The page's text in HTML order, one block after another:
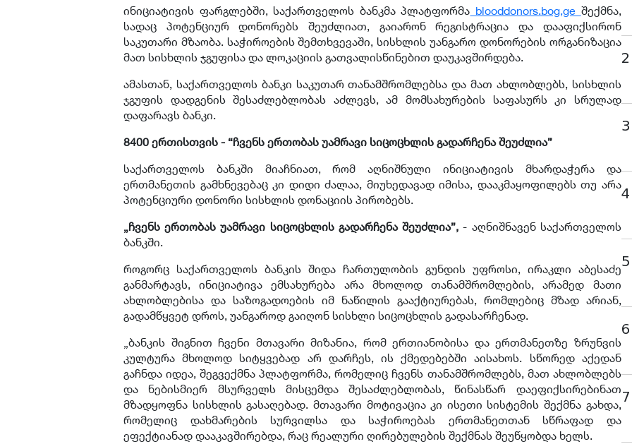
ინიციატივის ფარგლებში, საქართველოს ბანკმა პლატფორმა blooddonors.bog.ge შექმნა,
სადაც პოტენციურ დონორებს შეუძლიათ, გაიარონ რეგისტრაცია და დააფიქსირონ
საკუთარი მზაობა. საჭიროების შემთხვევაში, სისხლის უანგარო დონორების ორგანიზაცია
მათ სისხლის ჯგუფისა და ლოკაციის გათვალისწინებით დაუკავშირდება.
ამასთან, საქართველოს ბანკი საკუთარ თანამშრომლებსა და მათ ახლობლებს, სისხლის
ჯგუფის დადგენის შესაძლებლობას აძლევს, ამ მომსახურების საფასურს კი სრულად
დაფარავს ბანკი.
8400 ერთისთვის - “ჩვენს ერთობას უამრავი სიცოცხლის გადარჩენა შეუძლია”
საქართველოს ბანკში მიაჩნიათ, რომ აღნიშნული ინიციატივის მხარდაჭერა და
ერთმანეთის გამხნევებაც კი დიდი ძალაა, მიუხედავად იმისა, დააკმაყოფილებს თუ არა
პოტენციური დონორი სისხლის დონაციის პირობებს.
„ჩვენს ერთობას უამრავი სიცოცხლის გადარჩენა შეუძლია”, - აღნიშნავენ საქართველოს
ბანკში.
როგორც საქართველოს ბანკის შიდა ჩართულობის გუნდის უფროსი, ირაკლი აბესაძე
განმარტავს, ინიციატივა ემსახურება არა მხოლოდ თანამშრომლების, არამედ მათი
ახლობლებისა და საზოგადოების იმ ნაწილის გააქტიურებას, რომლებიც მზად არიან,
გადამწყვეტ დროს, უანგაროდ გაიღონ სისხლი სიცოცხლის გადასარჩენად.
„ბანკის შიგნით ჩვენი მთავარი მიზანია, რომ ერთიანობისა და ერთმანეთზე ზრუნვის
კულტურა მხოლოდ სიტყვებად არ დარჩეს, ის ქმედებებში აისახოს. სწორედ აქედან
გაჩნდა იდეა, შეგვექმნა პლატფორმა, რომელიც ჩვენს თანამშრომლებს, მათ ახლობლებს
და ნებისმიერ მსურველს მისცემდა შესაძლებლობას, წინასწარ დაეფიქსირებინათ
მზადყოფნა სისხლის გასაღებად. მთავარი მოტივაცია კი ისეთი სისტემის შექმნა გახდა,
რომელიც დახმარების სურვილსა და საჭიროებას ერთმანეთთან სწრაფად და
ეფექტიანად დააკავშირებდა, რაც რეალური ღირებულების შექმნას შეუწყობდა ხელს.
2
3
4
5
6
7